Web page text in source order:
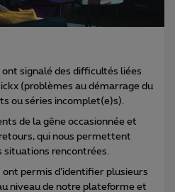
ont signalé des difficultés liées
(problèmes au démarrage du
ou séries incomplet(e)s).
de la gêne occasionnée et
qui nous permettent
situations rencontrées.
permis d’identifier plusieurs
niveau de notre plateforme et